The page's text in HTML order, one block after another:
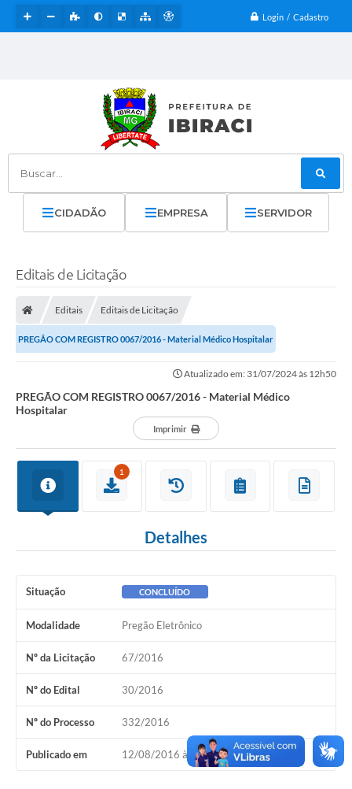
Login / Cadastro
Buscar...
CIDADÃO EMPRESA SERVIDOR
Editais de Licitação
Editais Editais de Licitação
PREGÃO COM REGISTRO 0067/2016 - Material Médico Hospitalar
Atualizado em: 31/07/2024 às 12h50
PREGÃO COM REGISTRO 0067/2016 - Material Médico
Hospitalar
Imprimir
1
Detalhes
Situação CONCLUÍDO
Modalidade Pregão Eletrônico
Nº da Licitação 67/2016
Nº do Edital 30/2016
Nº do Processo 332/2016
Publicado em 12/08/2016 às 08h30